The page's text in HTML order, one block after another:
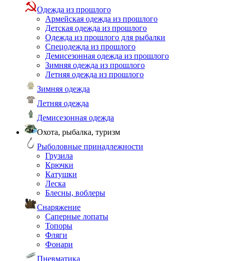
Одежда из прошлого
Армейская одежда из прошлого
Детская одежда из прошлого
Одежда из прошлого для рыбалки
Спецодежда из прошлого
Демисезонная одежда из прошлого
Зимняя одежда из прошлого
Летняя одежда из прошлого
Зимняя одежда
Летняя одежда
Демисезонная одежда
Охота, рыбалка, туризм
Рыболовные принадлежности
Грузила
Крючки
Катушки
Леска
Блесны, воблеры
Снаряжение
Саперные лопаты
Топоры
Фляги
Фонари
Пневматика